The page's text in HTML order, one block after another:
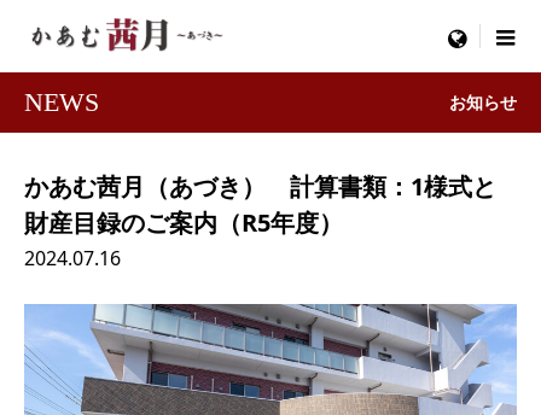
menu
NEWS お知らせ
かあむ茜月（あづき） 計算書類：1様式と
財産目録のご案内（R5年度）
2024.07.16